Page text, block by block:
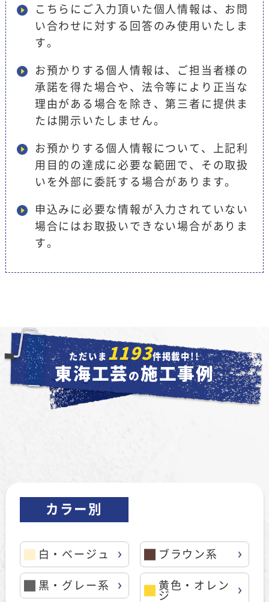
こちらにご入力頂いた個人情報は、お問
い合わせに対する回答のみ使用いたしま
す。
お預かりする個人情報は、ご担当者様の
承諾を得た場合や、法令等により正当な
理由がある場合を除き、第三者に提供ま
たは開示いたしません。
お預かりする個人情報について、上記利
用目的の達成に必要な範囲で、その取扱
いを外部に委託する場合があります。
申込みに必要な情報が入力されていない
場合にはお取扱いできない場合がありま
す。
ただいま 1193件掲載中!!
東海工芸 の 施工事例
カラー別
白・ベージュ ブラウン系
黒・グレー系
黄色・オレン
ジ